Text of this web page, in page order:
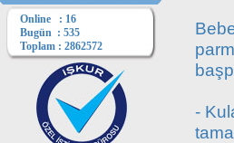
Online : 16
Bugün : 535
Toplam : 2862572
-